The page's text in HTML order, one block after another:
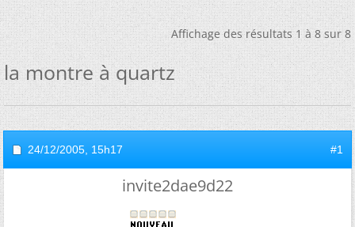
Affichage des résultats 1 à 8 sur 8
la montre à quartz
24/12/2005, 15h17 #1
invite2dae9d22